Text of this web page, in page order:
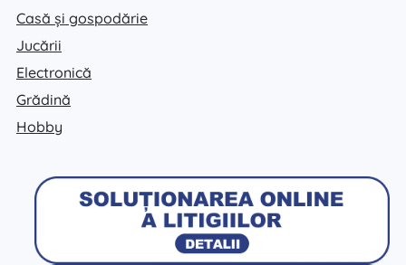
Casă și gospodărie
Jucării
Electronică
Grădină
Hobby